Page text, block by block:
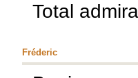
Total
Fréderic